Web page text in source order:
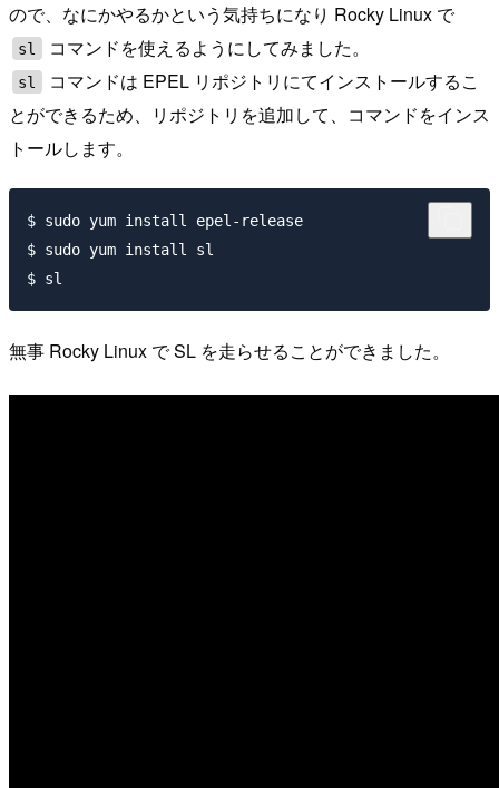
ので、なにかやるかという気持ちになり Rocky Linux で
sl コマンドを使えるようにしてみました。
sl
コマンドは EPEL リポジトリにてインストールするこ
とができるため、リポジトリを追加して、コマンドをインス
トールします。
$ sudo yum install epel-release
$ sudo yum install sl
無事 Rocky Linux で SL を走らせることができました。